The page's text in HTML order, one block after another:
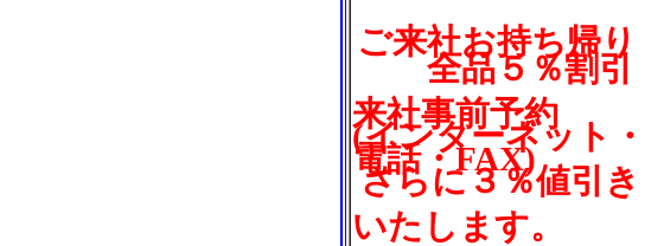
ご来社お持ち帰り
全品５％割引
来社事前予約
(インターネット・
電話・FAX)
さらに３％値引き
いたします。